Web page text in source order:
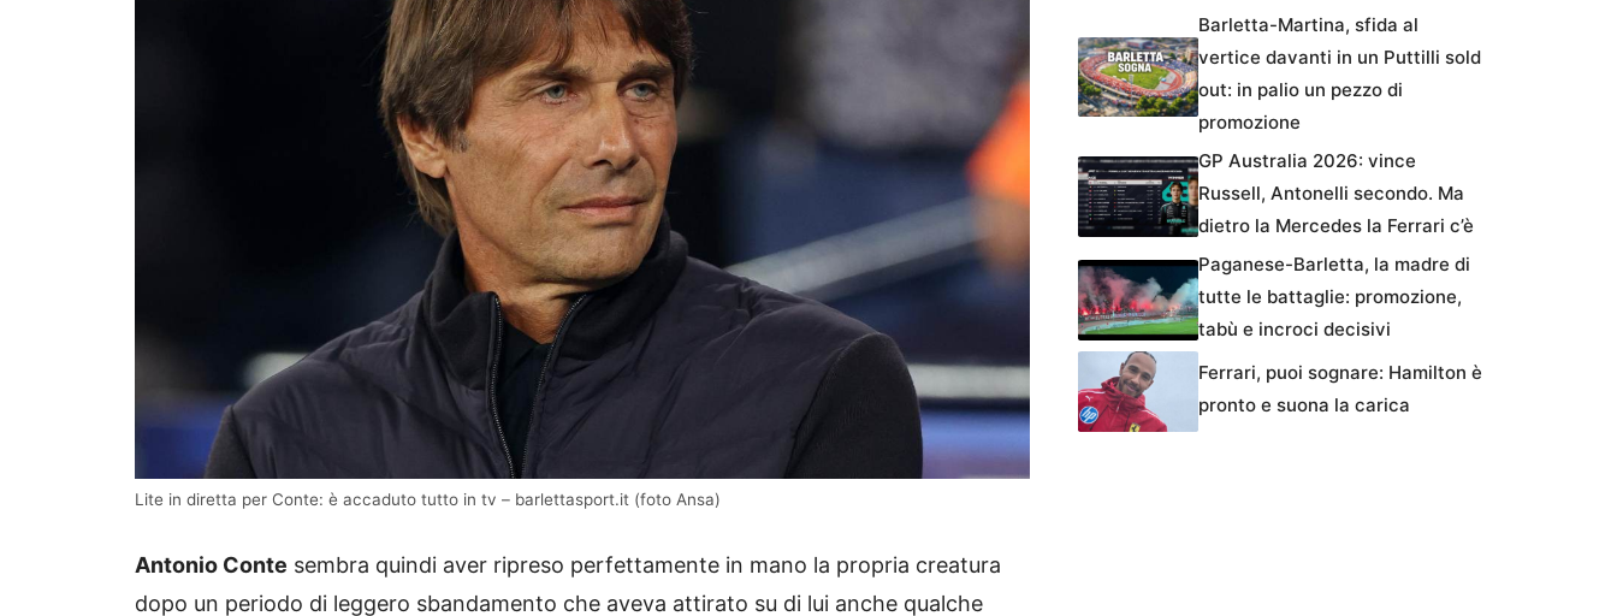
Lite in diretta per Conte: è accaduto tutto in tv – barlettasport.it (foto Ansa)
Antonio Conte sembra quindi aver ripreso perfettamente in mano la propria creatura
dopo un periodo di leggero sbandamento che aveva attirato su di lui anche qualche
Barletta-Martina, sfida al
vertice davanti in un Puttilli sold
out: in palio un pezzo di
promozione
GP Australia 2026: vince
Russell, Antonelli secondo. Ma
dietro la Mercedes la Ferrari c’è
Paganese-Barletta, la madre di
tutte le battaglie: promozione,
tabù e incroci decisivi
Ferrari, puoi sognare: Hamilton è
pronto e suona la carica